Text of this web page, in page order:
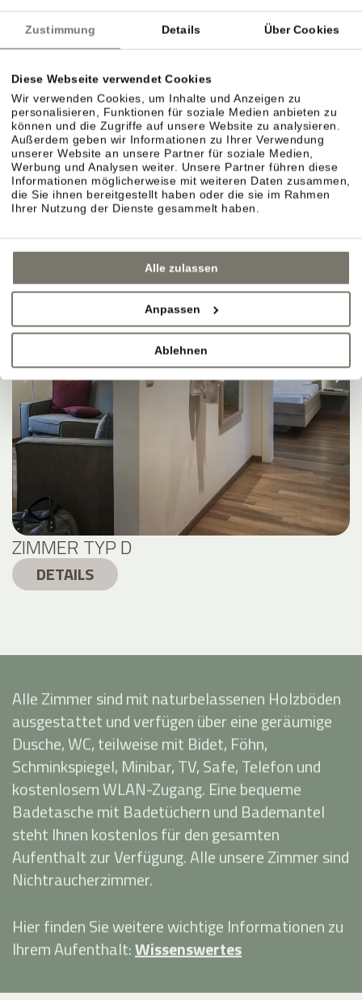
Zustimmung Details Über Cookies
Diese Webseite verwendet Cookies
Wir verwenden Cookies, um Inhalte und Anzeigen zu
personalisieren, Funktionen für soziale Medien anbieten zu
können und die Zugriffe auf unsere Website zu analysieren.
Außerdem geben wir Informationen zu Ihrer Verwendung
unserer Website an unsere Partner für soziale Medien,
Werbung und Analysen weiter. Unsere Partner führen diese
Informationen möglicherweise mit weiteren Daten zusammen,
die Sie ihnen bereitgestellt haben oder die sie im Rahmen
Ihrer Nutzung der Dienste gesammelt haben.
Alle zulassen
Anpassen
Ablehnen
ZIMMER TYP C
DETAILS
ZIMMER TYP D
DETAILS
Alle Zimmer sind mit naturbelassenen Holzböden
ausgestattet und verfügen über eine geräumige
Dusche, WC, teilweise mit Bidet, Föhn,
Schminkspiegel, Minibar, TV, Safe, Telefon und
kostenlosem WLAN-Zugang. Eine bequeme
Badetasche mit Badetüchern und Bademantel
steht Ihnen kostenlos für den gesamten
Aufenthalt zur Verfügung. Alle unsere Zimmer sind
Nichtraucherzimmer.
Hier finden Sie weitere wichtige Informationen zu
Ihrem Aufenthalt:Wissenswertes